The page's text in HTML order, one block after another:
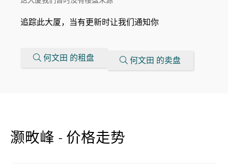
追踪此大厦，当有更新时让我们通知你
何文田 的租盘 何文田 的卖盘
灏畋峰 - 价格走势